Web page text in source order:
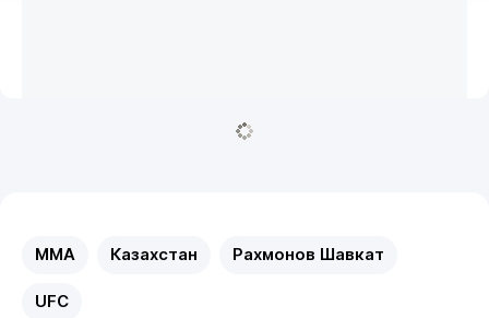
MMA Казахстан Рахмонов Шавкат
UFC